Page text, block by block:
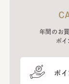
年間のお
ポイ
ポ